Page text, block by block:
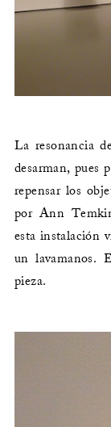
La resonancia
desarman, pues
repensar los
por Ann
esta instalación
un lavamanos.
pieza.